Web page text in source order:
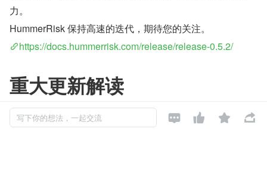
力。
HummerRisk 保持高速的迭代，期待您的关注。
https://docs.hummerrisk.com/release/release-0.5.2/
重大更新解读
对象存储
写下你的想法，一起交流    